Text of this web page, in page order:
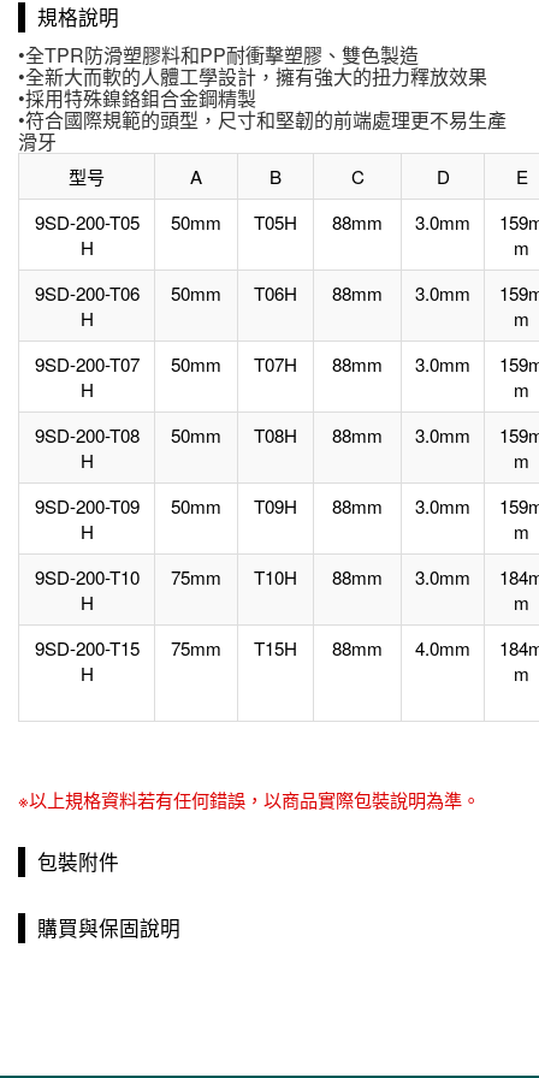
規格說明
•全TPR防滑塑膠料和PP耐衝擊塑膠、雙色製造
•全新大而軟的人體工學設計，擁有強大的扭力釋放效果
•採用特殊鎳鉻鉬合金鋼精製
•符合國際規範的頭型，尺寸和堅韌的前端處理更不易生產
滑牙
型号 A B C D
E
9SD-200-T05
H
50mm T05H 88mm 3.0mm
m
9SD-200-T06
H
50mm T06H 88mm 3.0mm
m
9SD-200-T07
H
50mm T07H 88mm 3.0mm
m
9SD-200-T08
H
50mm T08H 88mm 3.0mm
m
9SD-200-T09
H
50mm T09H 88mm 3.0mm
m
9SD-200-T10
H
75mm T10H 88mm 3.0mm
m
9SD-200-T15
H
75mm T15H 88mm 4.0mm
m
※以上規格資料若有任何錯誤，以商品實際包裝說明為準。
包裝附件
購買與保固說明